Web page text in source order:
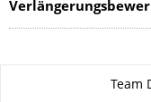
Zu dieser Seite